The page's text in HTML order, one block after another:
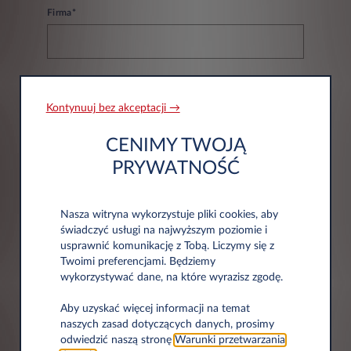
Firma*
Informacje adresowe
Kod pocztowy*
Kontynuuj bez akceptacji →
CENIMY TWOJĄ
PRYWATNOŚĆ
Nasza witryna wykorzystuje pliki cookies, aby
świadczyć usługi na najwyższym poziomie i
usprawnić komunikację z Tobą. Liczymy się z
Twoimi preferencjami. Będziemy
wykorzystywać dane, na które wyrazisz zgodę.
Aby uzyskać więcej informacji na temat
naszych zasad dotyczących danych, prosimy
odwiedzić naszą stronę Warunki przetwarzania